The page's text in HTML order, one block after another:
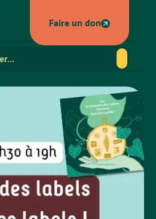
Faire un don